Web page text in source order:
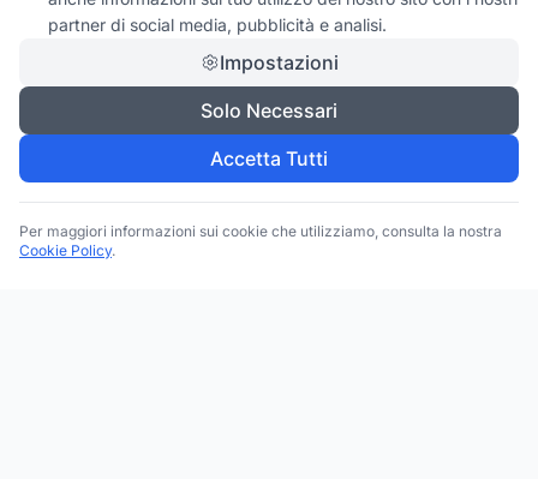
partner di social media, pubblicità e analisi.
Impostazioni
Solo Necessari
Accetta Tutti
Per maggiori informazioni sui cookie che utilizziamo, consulta la nostra
Cookie Policy.